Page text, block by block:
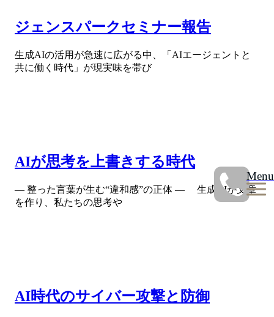
Menu
ジェンスパークセミナー報告
生成AIの活用が急速に広がる中、「AIエージェントと
共に働く時代」が現実味を帯び
AIが思考を上書きする時代
― 整った言葉が生む“違和感”の正体 ― 生成AIが文章
を作り、私たちの思考や
AI時代のサイバー攻撃と防御